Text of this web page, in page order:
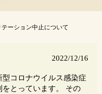
ーション中止について
2022/12/16
コロナウイルス感染症
とっています。 その